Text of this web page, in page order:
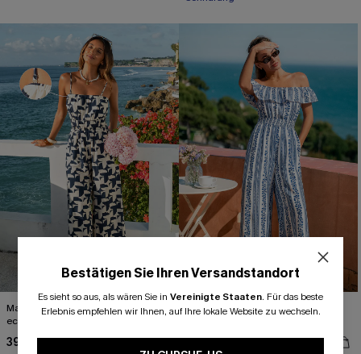
Marineblauer Wide-Leg Jumpsuit mit
eckigem Ausschnitt
39,00 €
Blauer One-Shouder Wide-Leg
45,00 €
Bestätigen Sie Ihren Versandstandort
Es sieht so aus, als wären Sie in Vereinigte Staaten. Für das beste
Erlebnis empfehlen wir Ihnen, auf Ihre lokale Website zu wechseln.